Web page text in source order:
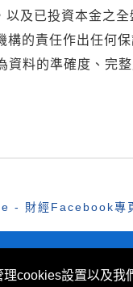
以及已投資本金之全
構的責任作出任何保
資料的準確度、完
- 財經Facebook專
cookies設置以及
供。